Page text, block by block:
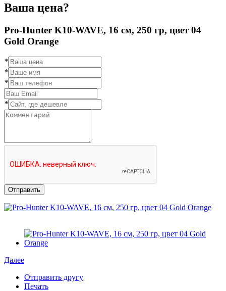
Ваша цена?
Pro-Hunter K10-WAVE, 16 см, 250 гр, цвет 04
Gold Orange
*
*
*
*
Отправить
Далее
Отправить другу
Печать